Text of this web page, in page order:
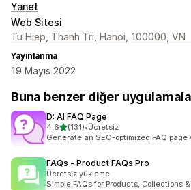
Yanet
Web Sitesi
Tu Hiep, Thanh Tri, Hanoi, 100000, VN
Yayınlanma
19 Mayıs 2022
Buna benzer diğer
D: AI FAQ Page
4,65 yıldız üzerinden
(131)
toplam 131 değerlendirme
•Ücretsiz
Generate an SEO-optimized FAQ
FAQs ‑ Product FAQs Pro
Ücretsiz yükleme
Simple FAQs for Products, Collections